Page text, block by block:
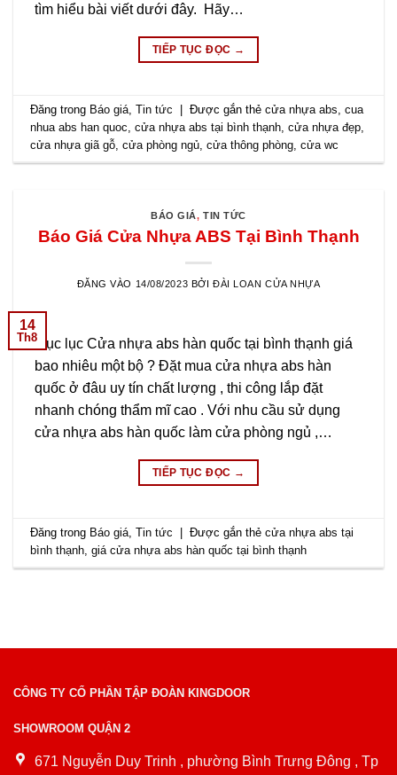
tìm hiểu bài viết dưới đây. Hãy…
TIẾP TỤC ĐỌC →
Đăng trong Báo giá,Tin tức Được gắn thẻcửa nhựa abs,cua
nhua abs han quoc,cửa nhựa abs tại bình thạnh,cửa nhựa đẹp,
cửa nhựa giã gỗ,cửa phòng ngủ,cửa thông phòng,cửa wc
BÁO GIÁ,TIN TỨC
Báo Giá Cửa Nhựa ABS Tại Bình Thạnh
ĐĂNG VÀO 14/08/2023 BỞI ĐÀI LOAN CỬA NHỰA
14
Th8Mục lục Cửa nhựa abs hàn quốc tại bình thạnh giá
bao nhiêu một bộ ? Đặt mua cửa nhựa abs hàn
quốc ở đâu uy tín chất lượng , thi công lắp đặt
nhanh chóng thẩm mĩ cao . Với nhu cầu sử dụng
cửa nhựa abs hàn quốc làm cửa phòng ngủ ,…
TIẾP TỤC ĐỌC →
Đăng trong Báo giá ,Tin tức Được gắn thẻcửa nhựa abs tại
bình thạnh ,giá cửa nhựa abs hàn quốc tại bình thạnh
CÔNG TY CỔ PHẦN TẬP ĐOÀN KINGDOOR
SHOWROOM QUẬN 2
671 Nguyễn Duy Trinh , phường Bình Trưng Đông , Tp